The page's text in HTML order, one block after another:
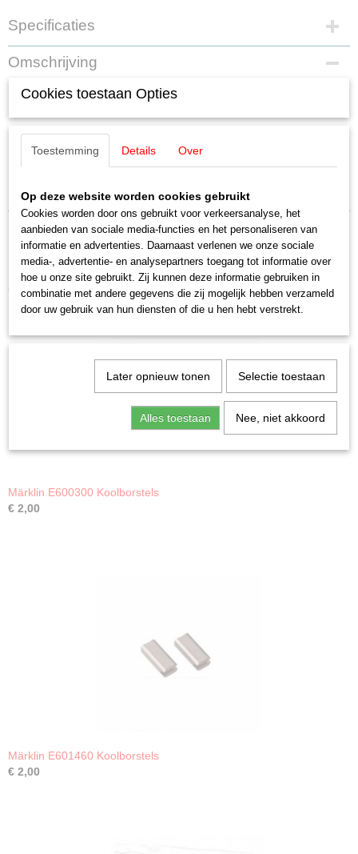
Specificaties
Productcode leverancier
E206280
Schaal
Staat
Omschrijving
Märklin E206280 Contactisolatie (1
stuks)
Uitverkocht bij Märklin
Nieuwstaat!
Ook interessant
Märklin E600300 Koolborstels
€ 2,00
Märklin E601460 Koolborstels
€ 2,00
Cookies toestaan Opties
Toestemming Details Over
Op deze website worden cookies gebruikt
Cookies worden door ons gebruikt voor verkeersanalyse, het
aanbieden van sociale media-functies en het personaliseren van
informatie en advertenties. Daarnaast verlenen we onze sociale
media-, advertentie- en analysepartners toegang tot informatie over
hoe u onze site gebruikt. Zij kunnen deze informatie gebruiken in
combinatie met andere gegevens die zij mogelijk hebben verzameld
door uw gebruik van hun diensten of die u hen hebt verstrekt.
Later opnieuw tonen Selectie toestaan
Alles toestaan Nee, niet akkoord